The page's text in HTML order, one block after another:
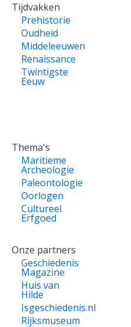
Tijdvakken
Prehistorie
Oudheid
Middeleeuwen
Renaissance
Twintigste
Eeuw
Thema's
Maritieme
Archeologie
Paleontologie
Oorlogen
Cultureel
Erfgoed
Onze partners
Geschiedenis
Magazine
Huis van
Hilde
Isgeschiedenis.nl
Rijksmuseum